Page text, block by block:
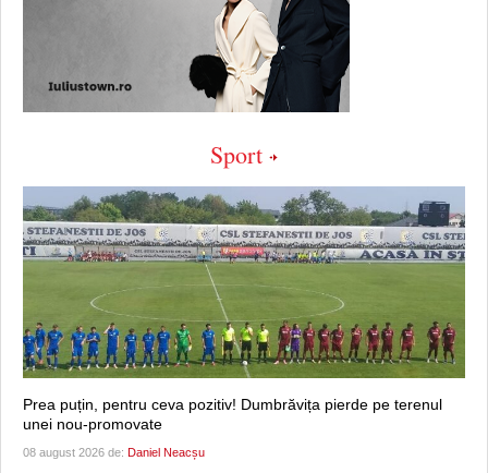
Sport
Prea puțin, pentru ceva pozitiv! Dumbrăvița pierde pe terenul
unei nou-promovate
08 august 2026 de: Daniel Neacșu